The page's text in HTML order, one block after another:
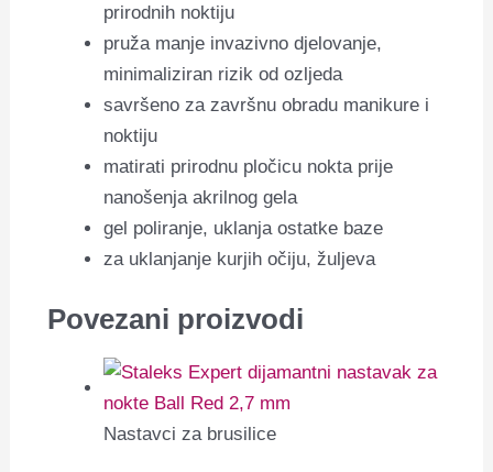
prirodnih noktiju
pruža manje invazivno djelovanje,
minimaliziran rizik od ozljeda
savršeno za završnu obradu manikure i
noktiju
matirati prirodnu pločicu nokta prije
nanošenja akrilnog gela
gel poliranje, uklanja ostatke baze
za uklanjanje kurjih očiju, žuljeva
Povezani proizvodi
Nastavci za brusilice